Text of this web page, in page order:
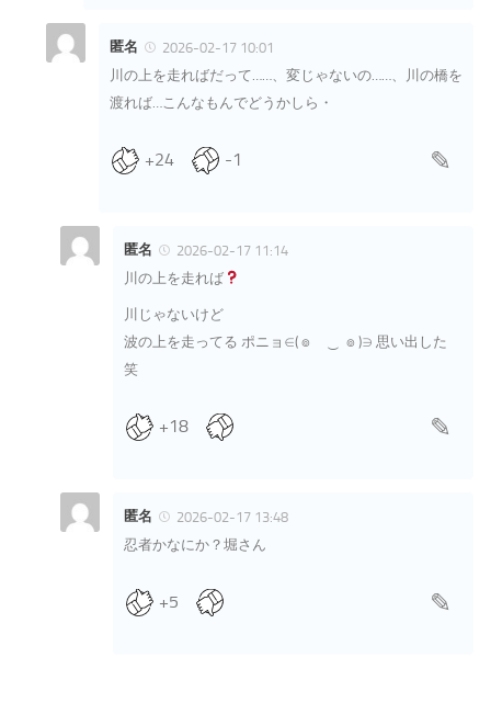
匿名
2026-02-17 10:01
川の上を走ればだって……、変じゃないの……、川の橋を
渡れば…こんなもんでどうかしら・
+24 -1
匿名
2026-02-17 11:14
川の上を走れば
川じゃないけど
波の上を走ってる ポニョ∈( ๏ ͜ ๏ )∋ 思い出した
笑
+18
匿名
2026-02-17 13:48
忍者かなにか？堀さん
+5